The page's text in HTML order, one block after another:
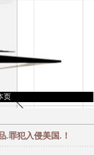
页
.罪犯入侵美国.！